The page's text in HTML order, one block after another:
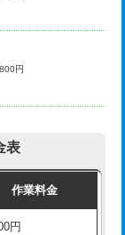
円
表
作業料金
円